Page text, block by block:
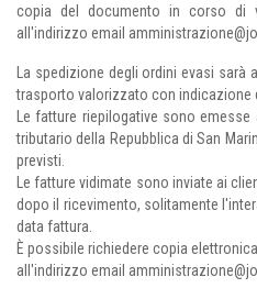
copia del documento in corso di
all'indirizzo email
La spedizione degli ordini evasi
trasporto valorizzato con indicazione
Le fatture riepilogative sono
tributario della Repubblica di San
previsti.
Le fatture vidimate sono inviate ai
dopo il ricevimento, solitamente
data fattura.
È possibile richiedere copia
all'indirizzo email